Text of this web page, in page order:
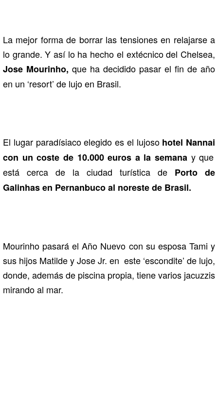
La mejor forma de borrar las tensiones en relajarse a
lo grande. Y así lo ha hecho el extécnico del Chelsea,
Jose Mourinho, que ha decidido pasar el fin de año
en un ‘resort’ de lujo en Brasil.
El lugar paradísiaco elegido es el lujoso hotel Nannai
con un coste de 10.000 euros a la semana y que
está cerca de la ciudad turística de Porto de
Galinhas en Pernanbuco al noreste de Brasil.
Mourinho pasará el Año Nuevo con su esposa Tami y
sus hijos Matilde y Jose Jr. en este ‘escondite’ de lujo,
donde, además de piscina propia, tiene varios jacuzzis
mirando al mar.